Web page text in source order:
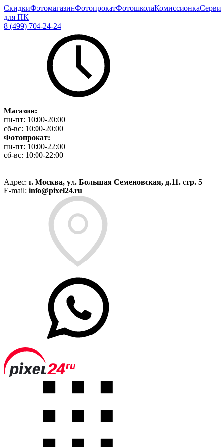
СкидкиФотомагазинФотопрокатФотошколаКомиссионка
для ПК
8 (499) 704-24-24
Магазин:
пн-пт: 10:00-20:00
сб-вс: 10:00-20:00
Фотопрокат:
пн-пт: 10:00-22:00
сб-вс: 10:00-22:00
Адрес: г. Москва, ул. Большая Семеновская, д.11. стр. 5
E-mail: info@pixel24.ru